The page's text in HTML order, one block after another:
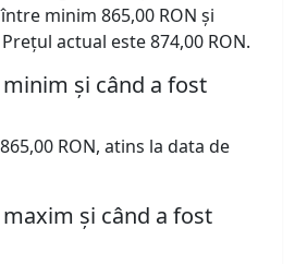
minim 865,00 RON și
actual este 874,00 RON.
și când a fost
RON, atins la data de
și când a fost